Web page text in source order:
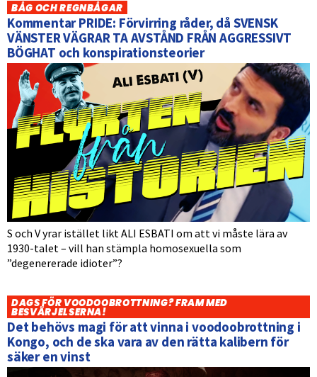
BÅG OCH REGNBÅGAR
Kommentar PRIDE: Förvirring råder, då SVENSK
VÄNSTER VÄGRAR TA AVSTÅND FRÅN AGGRESSIVT
BÖGHAT och konspirationsteorier
S och V yrar istället likt ALI ESBATI om att vi måste lära av
1930-talet – vill han stämpla homosexuella som
”degenererade idioter”?
DAGS FÖR VOODOOBROTTNING? FRAM MED
BESVÄRJELSERNA!
Det behövs magi för att vinna i voodoobrottning i
Kongo, och de ska vara av den rätta kalibern för
säker en vinst